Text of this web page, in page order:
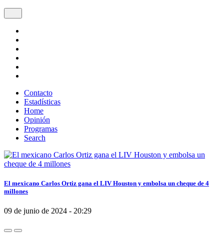
Contacto
Estadísticas
Home
Opinión
Programas
Search
El mexicano Carlos Ortiz gana el LIV Houston y embolsa un cheque de 4
millones
09 de junio de 2024 - 20:29